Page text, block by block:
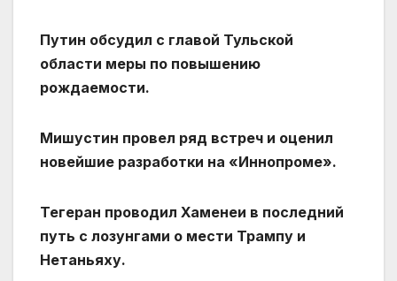
Путин обсудил с главой Тульской
области меры по повышению
рождаемости.
Мишустин провел ряд встреч и оценил
новейшие разработки на «Иннопроме».
Тегеран проводил Хаменеи в последний
путь с лозунгами о мести Трампу и
Нетаньяху.